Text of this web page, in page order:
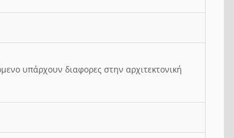
υπάρχουν διαφορες στην αρχιτεκτονική